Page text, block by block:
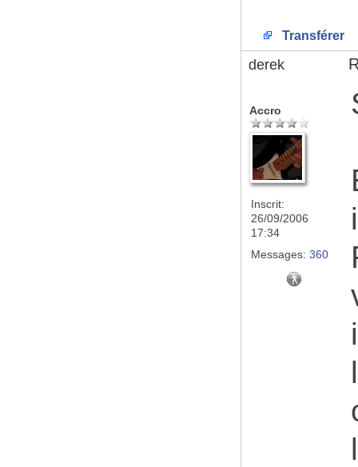
Transférer
derek
Accro
Inscrit:
26/09/2006
17:34
Messages: 360